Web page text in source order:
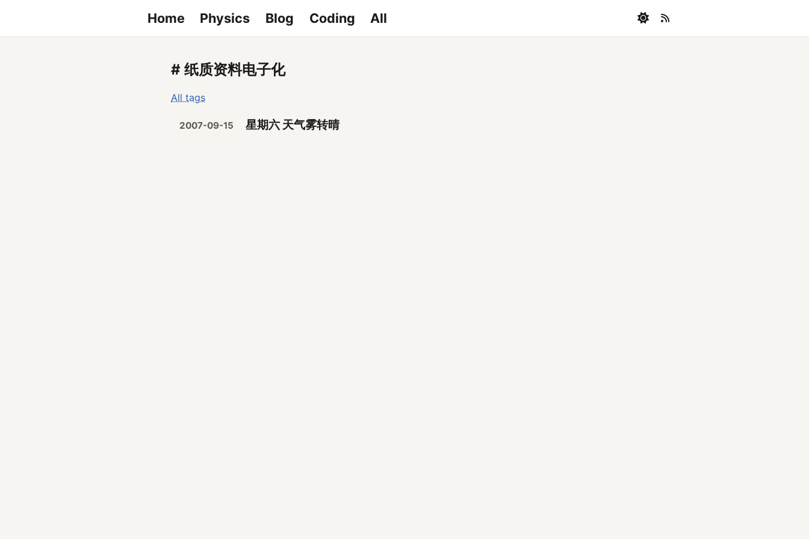
Home Physics Blog Coding All
# 纸质资料电子化
All tags
2007-09-15 星期六 天气雾转晴